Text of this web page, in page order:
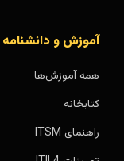
آموزش و دانشنامه
همه آموزش‌ها
کتابخانه
راهنمای ITSM